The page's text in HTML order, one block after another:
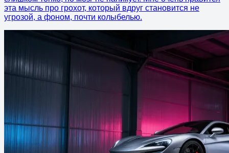
эта мысль про грохот, который вдруг становится не
угрозой, а фоном, почти колыбелью.